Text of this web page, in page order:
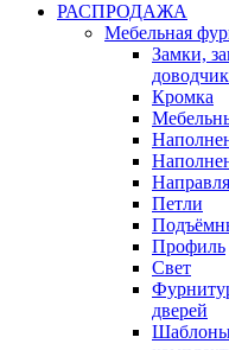
РАСПРОДАЖА
Мебельная
Замки,
Кромка
Петли
Профиль
Свет
дверей